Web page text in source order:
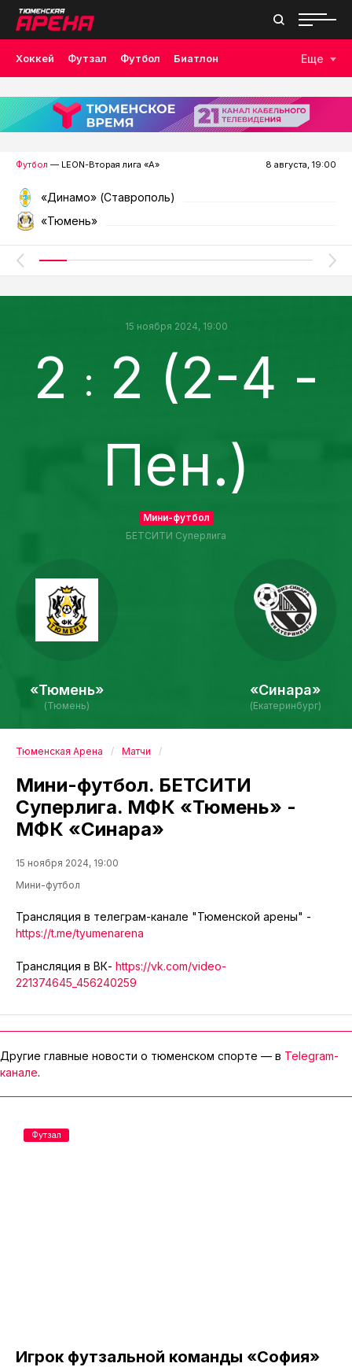
Хоккей Футзал Футбол Биатлон
Лыжные гонки Волейбол Плавание Дзюдо
Скалолазание Велоспорт Бокс
Еще
Футбол — LEON-Вторая лига «А» 8 августа, 19:00
«Динамо» (Ставрополь)
«Тюмень»
«Тюмень»
(Тюмень)
15 ноября 2024, 19:00
2 : 2 (2-4 -
Пен.)
Мини-футбол
БЕТСИТИ Суперлига
«Синара»
(Екатеринбург)
Тюменская Арена Матчи
Мини-футбол. БЕТСИТИ
Суперлига. МФК «Тюмень» -
МФК «Синара»
15 ноября 2024, 19:00
Мини-футбол
Трансляция в телеграм-канале "Тюменской арены" -
https://t.me/tyumenarena
Трансляция в ВК- https://vk.com/video-
221374645_456240259
Другие главные новости о тюменском спорте — в Telegram-
канале.
Игрок футзальной команды «София»
Футзал